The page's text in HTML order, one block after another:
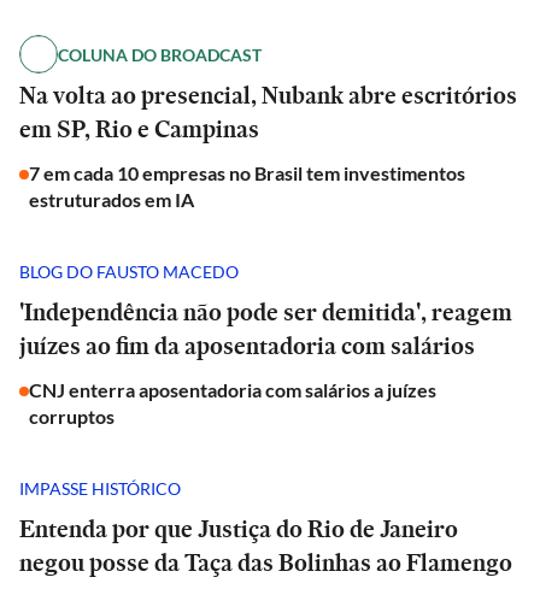
COLUNA DO BROADCAST
Na volta ao presencial, Nubank abre escritórios
em SP, Rio e Campinas
7 em cada 10 empresas no Brasil tem investimentos
estruturados em IA
BLOG DO FAUSTO MACEDO
'Independência não pode ser demitida', reagem
juízes ao fim da aposentadoria com salários
CNJ enterra aposentadoria com salários a juízes
corruptos
IMPASSE HISTÓRICO
Entenda por que Justiça do Rio de Janeiro
negou posse da Taça das Bolinhas ao Flamengo